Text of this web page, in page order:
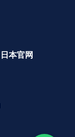
日本官网